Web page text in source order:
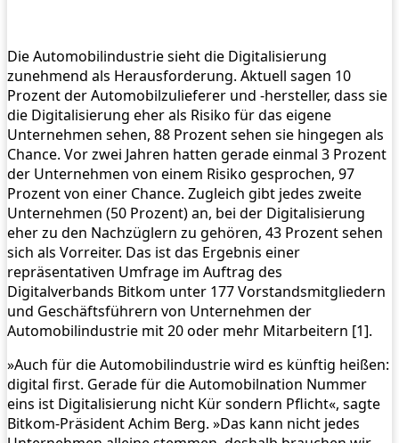
Die Automobilindustrie sieht die Digitalisierung
zunehmend als Herausforderung. Aktuell sagen 10
Prozent der Automobilzulieferer und -hersteller, dass sie
die Digitalisierung eher als Risiko für das eigene
Unternehmen sehen, 88 Prozent sehen sie hingegen als
Chance. Vor zwei Jahren hatten gerade einmal 3 Prozent
der Unternehmen von einem Risiko gesprochen, 97
Prozent von einer Chance. Zugleich gibt jedes zweite
Unternehmen (50 Prozent) an, bei der Digitalisierung
eher zu den Nachzüglern zu gehören, 43 Prozent sehen
sich als Vorreiter. Das ist das Ergebnis einer
repräsentativen Umfrage im Auftrag des
Digitalverbands Bitkom unter 177 Vorstandsmitgliedern
und Geschäftsführern von Unternehmen der
Automobilindustrie mit 20 oder mehr Mitarbeitern [1].
»Auch für die Automobilindustrie wird es künftig heißen:
digital first. Gerade für die Automobilnation Nummer
eins ist Digitalisierung nicht Kür sondern Pflicht«, sagte
Bitkom-Präsident Achim Berg. »Das kann nicht jedes